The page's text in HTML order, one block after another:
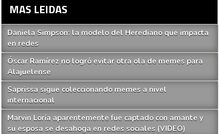
MAS LEIDAS
Daniela Simpson: la modelo del Herediano que impacta
en redes
Óscar Ramírez no logró evitar otra ola de memes para
Alajuelense
Saprissa sigue coleccionando memes a nivel
internacional
Marvin Loría aparentemente fue captado con amante y
su esposa se desahoga en redes sociales (VIDEO)